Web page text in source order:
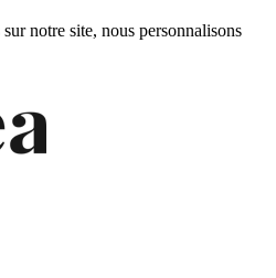
notre site, nous personnalisons